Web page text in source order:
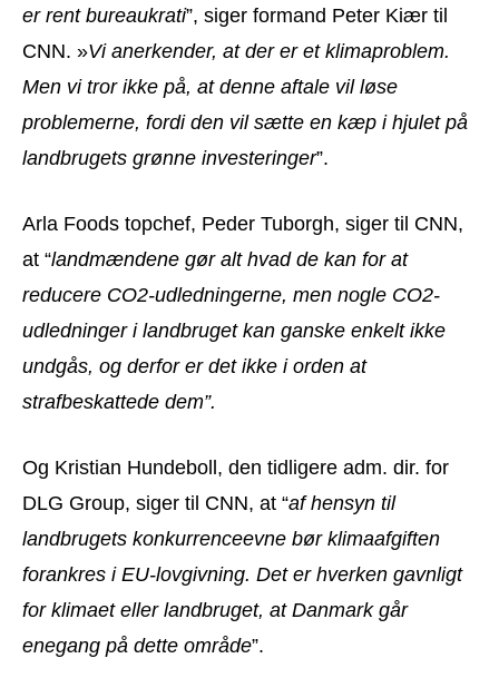
er rent bureaukrati”, siger formand Peter Kiær til
CNN. »Vi anerkender, at der er et klimaproblem.
Men vi tror ikke på, at denne aftale vil løse
problemerne, fordi den vil sætte en kæp i hjulet på
landbrugets grønne investeringer”.
Arla Foods topchef, Peder Tuborgh, siger til CNN,
at “landmændene gør alt hvad de kan for at
reducere CO2-udledningerne, men nogle CO2-
udledninger i landbruget kan ganske enkelt ikke
undgås, og derfor er det ikke i orden at
strafbeskattede dem”.
Og Kristian Hundeboll, den tidligere adm. dir. for
DLG Group, siger til CNN, at “af hensyn til
landbrugets konkurrenceevne bør klimaafgiften
forankres i EU-lovgivning. Det er hverken gavnligt
for klimaet eller landbruget, at Danmark går
enegang på dette område”.